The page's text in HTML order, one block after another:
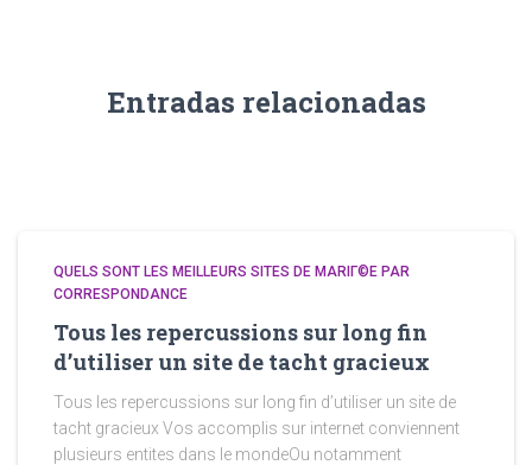
Entradas relacionadas
QUELS SONT LES MEILLEURS SITES DE MARIГ©E PAR
CORRESPONDANCE
Tous les repercussions sur long fin
d’utiliser un site de tacht gracieux
Tous les repercussions sur long fin d’utiliser un site de
tacht gracieux Vos accomplis sur internet conviennent
plusieurs entites dans le mondeOu notamment